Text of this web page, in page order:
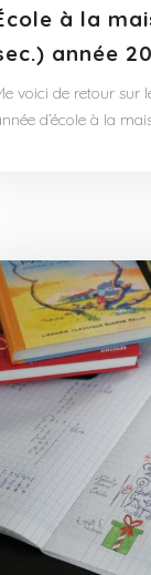
à la
année
voici de retour sur
d’école à la